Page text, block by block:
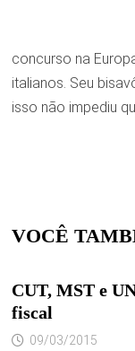
concurso na
italianos. Seu
isso não impediu
VOCÊ
CUT, MST e
fiscal
09/03/2015